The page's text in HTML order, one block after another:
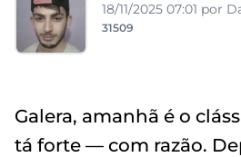
18/11/2025 07:01 por
31509
Galera, amanhã é o
tá forte — com razão.